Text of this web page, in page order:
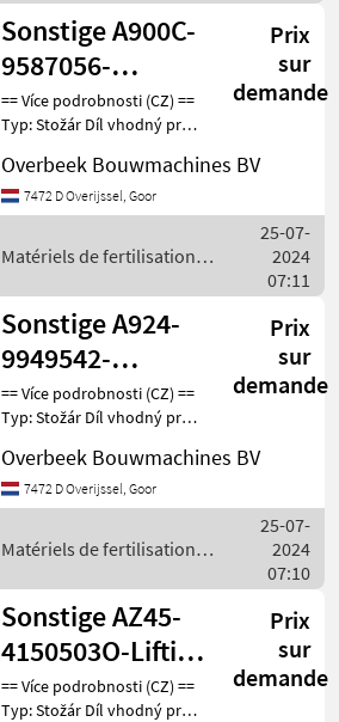
Sonstige A900C-
9587056-
Pin/Bolzen/Pen
Prix
sur
demande
== Více podrobnosti (CZ) ==
Typ: Stožár Díl vhodný pro:
konstrukce DPH/marže:
Odpočet DPH pro
podnikatele Sériové číslo:
Overbeek Bouwmachines BV
7472 D Overijssel, Goor
Matériels de fertilisation et
25-07-
2024
07:11
Sonstige A924-
9949542-
Dipperstick/Stiel/
Prix
sur
demande
== Více podrobnosti (CZ) ==
Typ: Stožár Díl vhodný pro:
konstrukce DPH/marže:
Odpočet DPH pro
podnikatele Sériové číslo:
Overbeek Bouwmachines BV
7472 D Overijssel, Goor
Matériels de fertilisation et
25-07-
2024
07:10
Sonstige AZ45-
4150503O-Lifting
framework/Schaufelarm/
Prix
sur
demande
== Více podrobnosti (CZ) ==
Typ: Stožár Díl vhodný pro: